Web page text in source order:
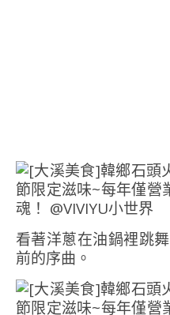
看著洋蔥在油鍋裡跳
前的序曲。